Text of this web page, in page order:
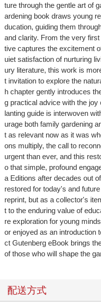
ture through the gentle art of
ardening book draws young
ducation, guiding them
and clarity. From the very
tive captures the excitement
uiet satisfaction of nurturing
ury literature, this work is
t invitation to explore the
h chapter gently introduces
g practical advice with the
lanting guide is interwoven
urage both family gardening
t as relevant now as it was
ons multiply, the call to
urgent than ever, and this
o that simple, profound
a Editions after decades out
restored for today's and
reprint, but as a collector's
t to the enduring value of
re exploration for young
or enjoyed as an introduction
ct Gutenberg eBook brings
of those who will shape the
配送方式